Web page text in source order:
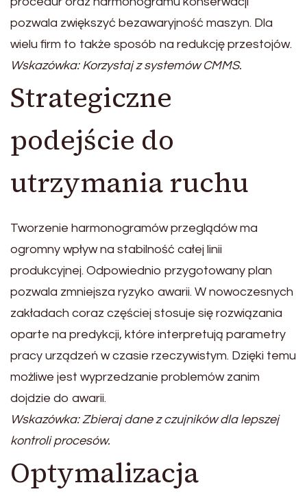
pozwala zwiększyć bezawaryjność maszyn. Dla
wielu firm to także sposób na redukcję przestojów.
Wskazówka: Korzystaj z systemów CMMS.
Strategiczne
podejście do
utrzymania ruchu
Tworzenie harmonogramów przeglądów ma
ogromny wpływ na stabilność całej linii
produkcyjnej. Odpowiednio przygotowany plan
pozwala zmniejsza ryzyko awarii. W nowoczesnych
zakładach coraz częściej stosuje się rozwiązania
oparte na predykcji, które interpretują parametry
pracy urządzeń w czasie rzeczywistym. Dzięki temu
możliwe jest wyprzedzanie problemów zanim
dojdzie do awarii.
Wskazówka: Zbieraj dane z czujników dla lepszej
kontroli procesów.
Optymalizacja